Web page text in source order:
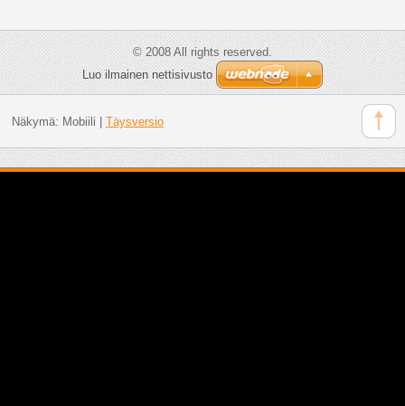
© 2008 All rights reserved.
Luo ilmainen nettisivusto
Näkymä: Mobiili Täysversio